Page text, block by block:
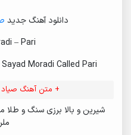
دانلود آهنگ جدید
– Pari
Moradi Called Pari
+ متن آهنگ صیاد
شیرین و بالا برزی سنگ و طلا